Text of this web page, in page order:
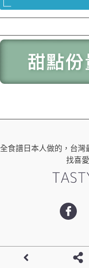
全食譜日本人做的，台灣
找喜
日本男子
食譜！